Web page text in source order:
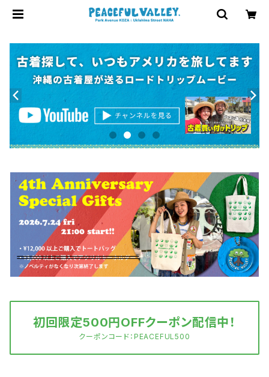
初回限定500円OFFクーポン配信中！
クーポンコード：PEACEFUL500